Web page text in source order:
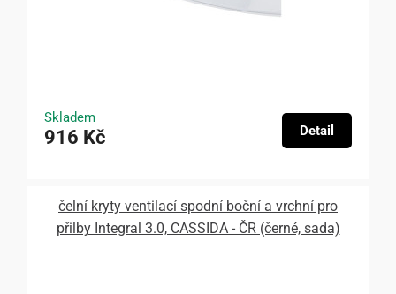
Skladem
916 Kč Detail
čelní kryty ventilací spodní boční a vrchní pro
přilby Integral 3.0, CASSIDA - ČR (černé, sada)